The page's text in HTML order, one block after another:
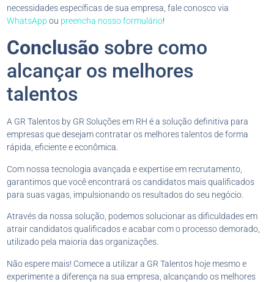
necessidades específicas de sua empresa, fale conosco via
WhatsApp ou preencha nosso formulário!
Conclusão sobre como
alcançar os melhores
talentos
A GR Talentos by GR Soluções em RH é a solução definitiva para
empresas que desejam contratar os melhores talentos de forma
rápida, eficiente e econômica.
Com nossa tecnologia avançada e expertise em recrutamento,
garantimos que você encontrará os candidatos mais qualificados
para suas vagas, impulsionando os resultados do seu negócio.
Através da nossa solução, podemos solucionar as dificuldades em
atrair candidatos qualificados e acabar com o processo demorado,
utilizado pela maioria das organizações.
Não espere mais! Comece a utilizar a GR Talentos hoje mesmo e
experimente a diferença na sua empresa, alcançando os melhores